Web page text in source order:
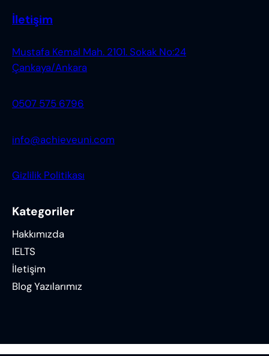
İletişim
Mustafa Kemal Mah. 2101. Sokak No:24
Çankaya/Ankara
0507 575 6796
info@achieveuni.com
Gizlilik Politikası
Kategoriler
Hakkımızda
IELTS
İletişim
Blog Yazılarımız